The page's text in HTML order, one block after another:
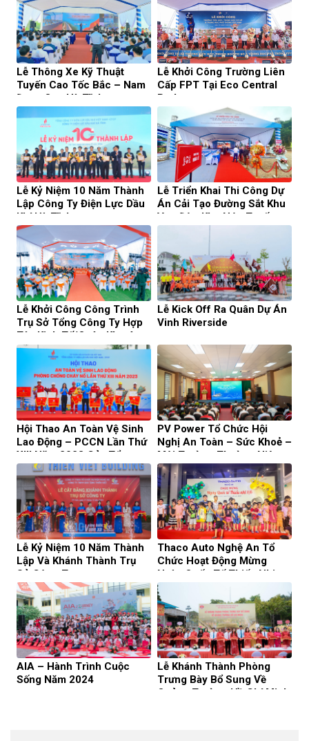
Lễ Thông Xe Kỹ Thuật
Tuyến Cao Tốc Bắc – Nam
Đoạn Qua Hà Tĩnh
Lễ Khởi Công Trường Liên
Cấp FPT Tại Eco Central
Park
Lễ Kỷ Niệm 10 Năm Thành
Lập Công Ty Điện Lực Dầu
Khí Hà Tĩnh
Lễ Triển Khai Thi Công Dự
Án Cải Tạo Đường Sắt Khu
Vực Đèo Khe Nét, Tuyến
Đường Sắt Hà Nội – TP. Hồ
Lễ Khởi Công Công Trình
Trụ Sở Tổng Công Ty Hợp
Tác Kinh Tế/Quân Khu 4
Lễ Kick Off Ra Quân Dự Án
Vinh Riverside
Hội Thao An Toàn Vệ Sinh
Lao Động – PCCN Lần Thứ
XIII Năm 2023 Của Tổng
Công Ty Điện Lực Dầu Khí
Việt Nam
PV Power Tổ Chức Hội
Nghị An Toàn – Sức Khoẻ –
Môi Trường Thường Niên
Lần Thứ XIV
Lễ Kỷ Niệm 10 Năm Thành
Lập Và Khánh Thành Trụ
Sở Công Ty
Thaco Auto Nghệ An Tổ
Chức Hoạt Động Mừng
Ngày Quốc Tế Thiếu Nhi
1/6
AIA – Hành Trình Cuộc
Sống Năm 2024
Lễ Khánh Thành Phòng
Trưng Bày Bổ Sung Về
Quảng Trường Hồ Chí Minh